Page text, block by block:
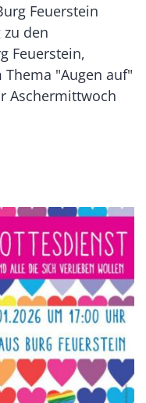
Feuerstein
den
Feuerstein,
"Augen auf"
Aschermittwoch